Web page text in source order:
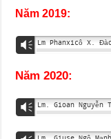
Năm 2019:
Vm Lm Phanxicô X.
Năm 2020:
Vm Lm. Gioan Nguyễn